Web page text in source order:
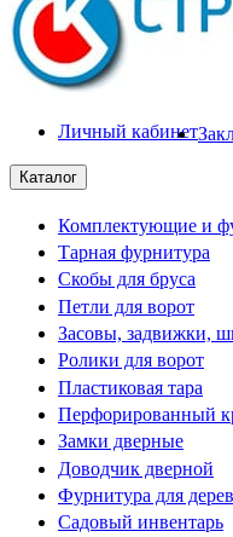
Личный кабинет
Каталог
Комплектующие и
Тарная фурнитура
Скобы для бруса
Петли для ворот
Засовы, задвижки,
Ролики для ворот
Пластиковая тара
Перфорированный
Замки дверные
Доводчик дверной
Фурнитура для
Садовый инвентарь